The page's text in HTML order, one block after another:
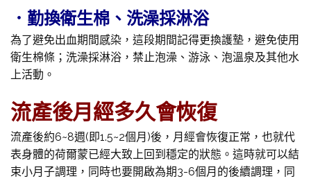
． 勤換衛生棉、洗澡採淋浴
為了避免出血期間感染，這段期間記得更換護墊，避免使用
衛生棉條；洗澡採淋浴，禁止泡澡、游泳、泡溫泉及其他水
上活動。
流產後月經多久會恢復
流產後約6~8週(即1.5~2個月)後，月經會恢復正常，也就代
表身體的荷爾蒙已經大致上回到穩定的狀態。這時就可以結
束小月子調理，同時也要開啟為期3-6個月的後續調理，同